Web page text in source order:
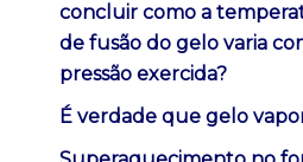
concluir como a
de fusão do gelo varia
pressão exercida?
É verdade que gelo